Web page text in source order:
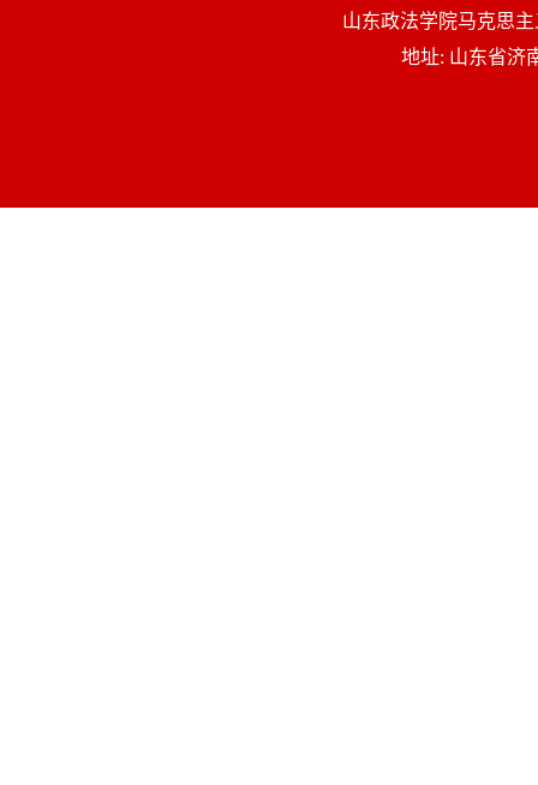
山东政法学院马克思主
地址: 山东省济